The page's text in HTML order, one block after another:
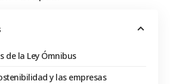
de la Ley Ómnibus
y las empresas